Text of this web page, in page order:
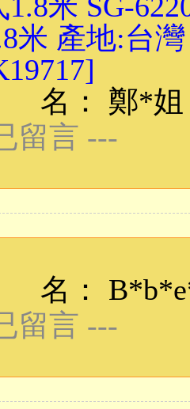
米 產地:台
： 鄭*姐
留言 ---
：
留言 ---